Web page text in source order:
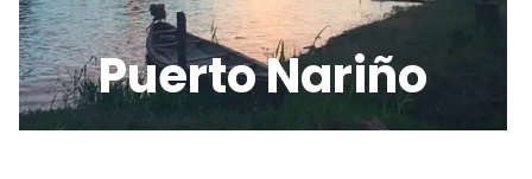
Puerto Nariño